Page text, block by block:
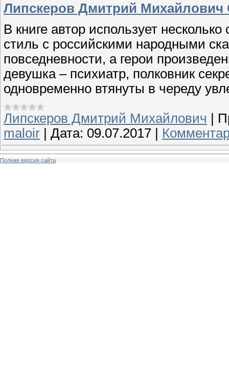
Липскеров Дмитрий Михайлович
В книге автор использует
стиль с российскими народными
повседневности, а герои
девушка – психиатр, полковник
одновременно втянуты в череду
Липскеров Дмитрий Михайлович
maloir
Дата: 09.07.2017
Полная версия сайта